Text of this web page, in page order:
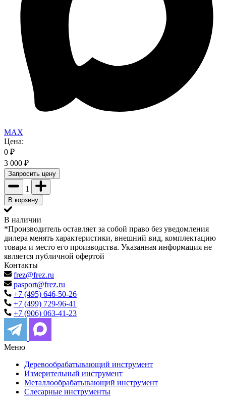
MAX
Цена:
0 ₽
3 000 ₽
Запросить цену
1
В корзину
В наличии
*Производитель оставляет за собой право без уведомления
дилера менять характеристики, внешний вид, комплектацию
товара и место его производства. Указанная информация не
является публичной офертой
Контакты
frez@frez.ru
pasport@frez.ru
+7 (495) 646-50-26
+7 (499) 729-96-41
+7 (906) 063-41-23
Меню
Деревообрабатывающий инструмент
Измерительный инструмент
Металлообрабатывающий инструмент
Слесарные инструменты